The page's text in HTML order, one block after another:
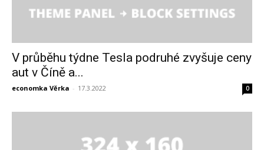
V průběhu týdne Tesla podruhé zvyšuje ceny
aut v Číně a...
economka Věrka - 17.3.2022 0